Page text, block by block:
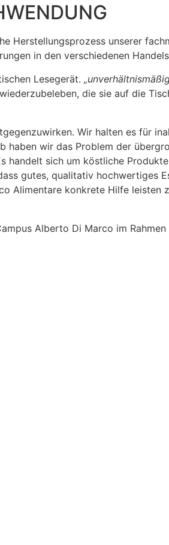
Herstellungsprozess unserer
in den verschiedenen
Lesegerät.
die sie auf die
Wir halten es für
wir das Problem der
handelt sich um köstliche
gutes, qualitativ hochwertiges
Alimentare konkrete Hilfe leisten
Alberto Di Marco im